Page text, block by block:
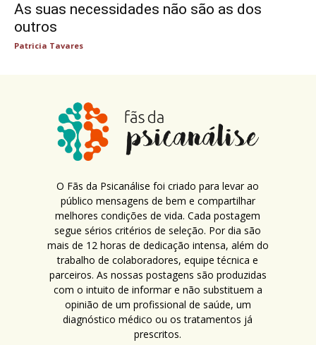
As suas necessidades não são as dos
outros
Patricia Tavares
O Fãs da Psicanálise foi criado para levar ao
público mensagens de bem e compartilhar
melhores condições de vida. Cada postagem
segue sérios critérios de seleção. Por dia são
mais de 12 horas de dedicação intensa, além do
trabalho de colaboradores, equipe técnica e
parceiros. As nossas postagens são produzidas
com o intuito de informar e não substituem a
opinião de um profissional de saúde, um
diagnóstico médico ou os tratamentos já
prescritos.